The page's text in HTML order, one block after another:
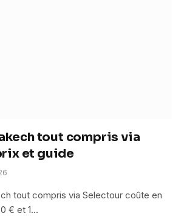
tout compris via
et guide
tout compris via Selectour coûte en
€ et 1…